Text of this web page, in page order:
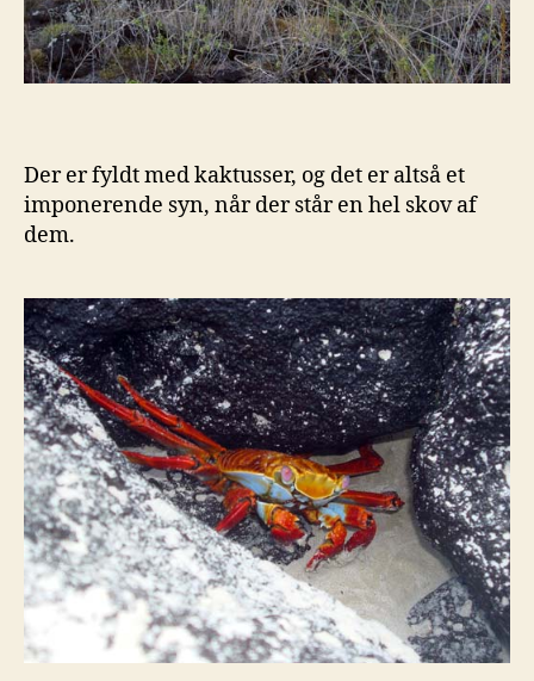
Der er fyldt med kaktusser, og det er altså et
imponerende syn, når der står en hel skov af
dem.